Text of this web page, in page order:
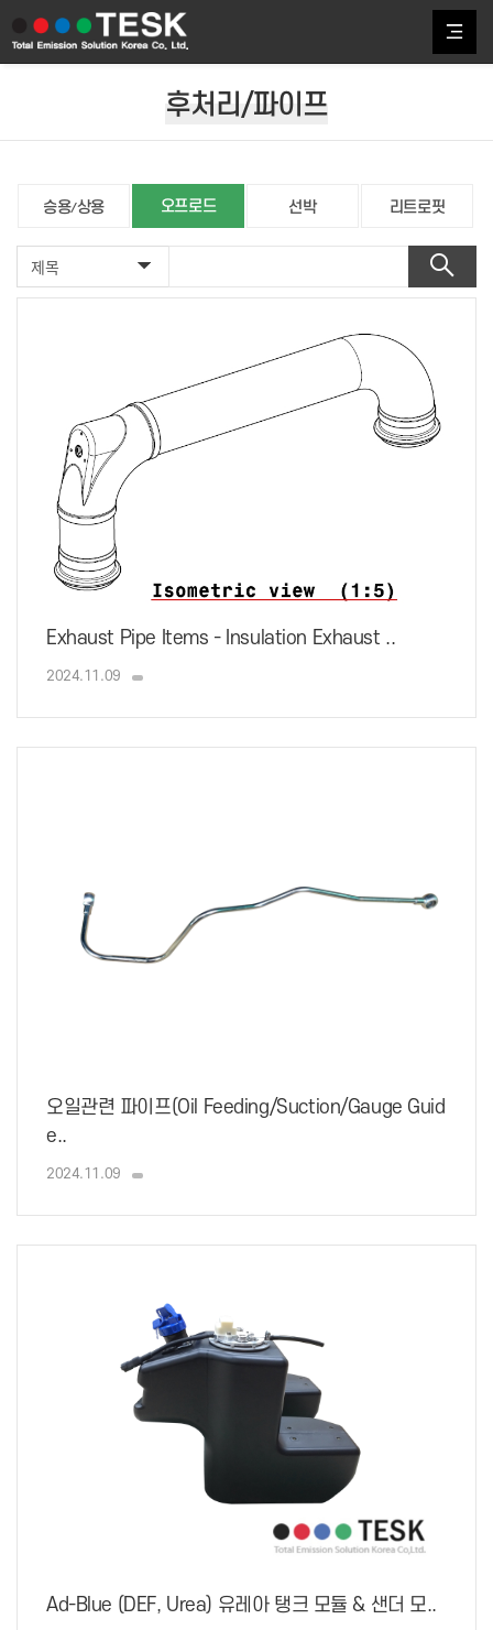
후처리/파이프
승용/상용 오프로드 선박 리트로핏
Exhaust Pipe Items - Insulation Exhaust ..
2024.11.09
오일관련 파이프(Oil Feeding/Suction/Gauge Guid
e..
2024.11.09
Ad-Blue (DEF, Urea) 유레아 탱크 모듈 & 샌더 모..